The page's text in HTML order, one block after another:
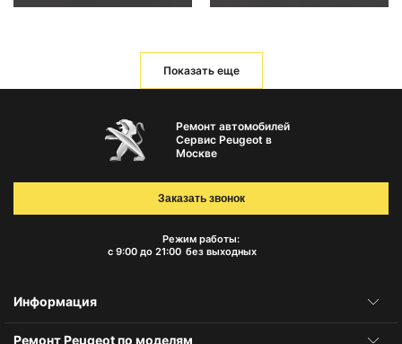
Показать еще
Ремонт автомобилей
Сервис Peugeot в
Москве
Режим работы:
с 9:00 до 21:00 без выходных
Заказать звонок
Информация
Ремонт Peugeot по моделям